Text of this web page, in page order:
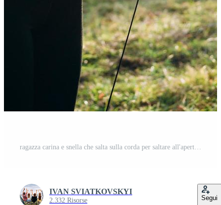
ragazza carina e snella che salta sulla corda per saltare all'aperto Foto Gratuita
IVAN SVIATKOVSKYI
2.332 Risorse Segui